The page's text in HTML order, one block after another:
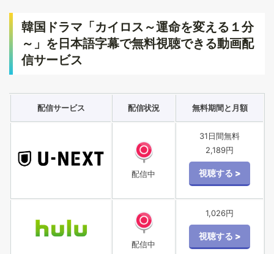
韓国ドラマ「カイロス～運命を変える１分
～」を日本語字幕で無料視聴できる動画配
信サービス
配信サービス 配信状況 無料期間と月額
配信中
31日間無料
2,189円
配信中
1,026円